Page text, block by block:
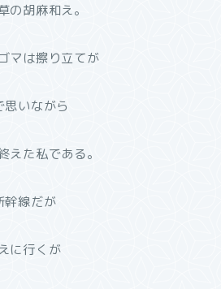
の胡麻和え。
マは擦り立てが
思いながら
えた私である。
幹線だが
に行くが